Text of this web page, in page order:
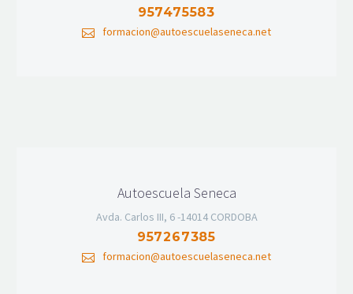
957475583
formacion@autoescuelaseneca.net
Autoescuela Seneca
Avda. Carlos III, 6 -14014 CORDOBA
957267385
formacion@autoescuelaseneca.net